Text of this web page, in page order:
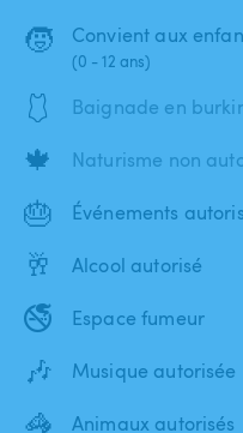
🧒 Convient aux
(0 - 12 ans)
🩱 Baignade en
🍁 Naturisme non
🎂 Événements
🥂 Alcool autorisé
🚭 Espace fumeur
🎶 Musique autorisée
🦓 Animaux autorisés